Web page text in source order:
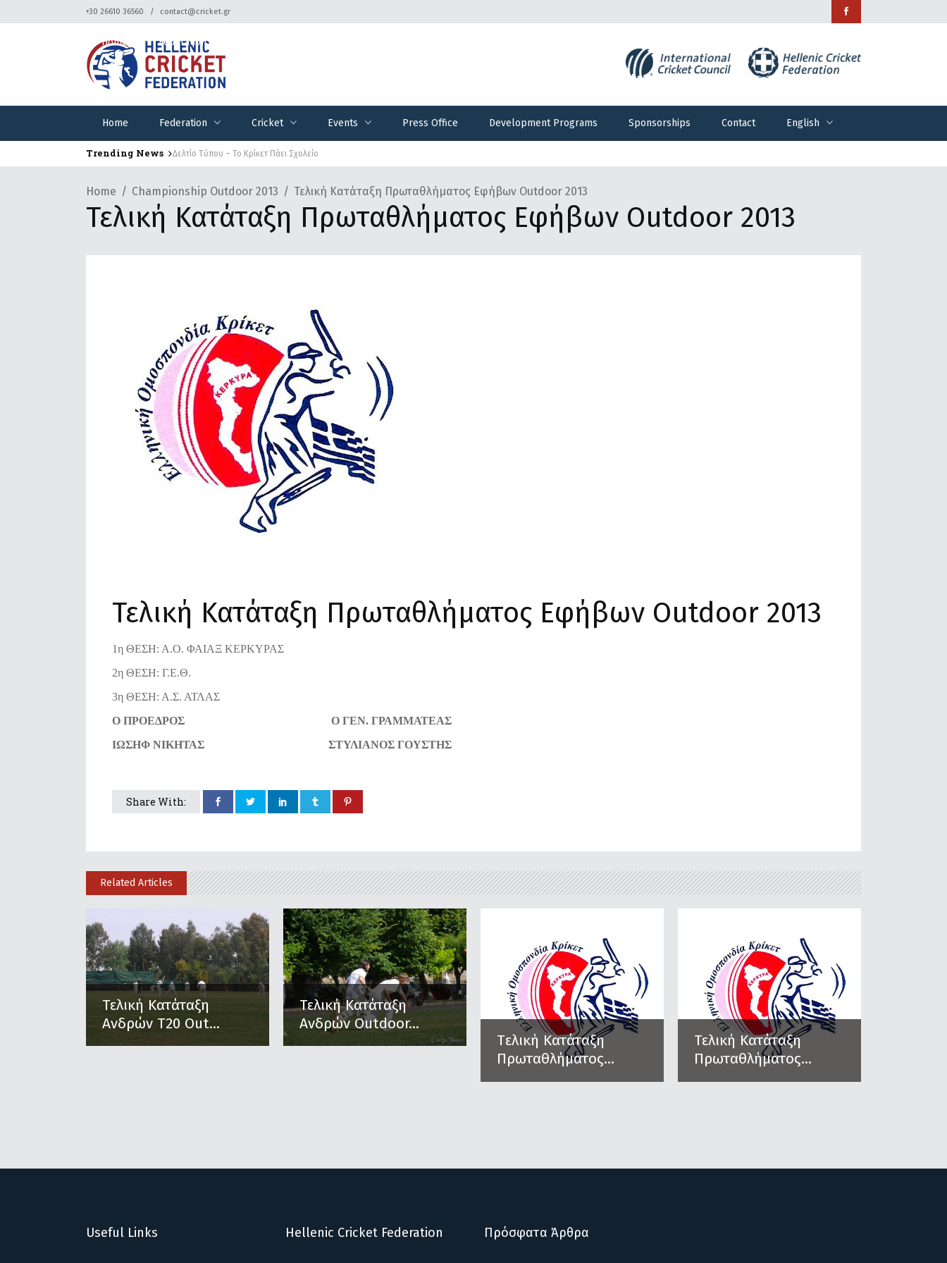
+30 26610 36560 contact@cricket.gr
Home Federation Cricket Events Press Office Development Programs Sponsorships Contact English
Home Federation
Trending News Δελτίο Τύπου – Το Κρίκετ Πάει Σχολείο
Home Championship Outdoor 2013 Τελική Κατάταξη Πρωταθλήματος Εφήβων Outdoor 2013
Τελική Κατάταξη Πρωταθλήματος Εφήβων Outdoor 2013
Τελική Κατάταξη Πρωταθλήματος Εφήβων Outdoor 2013
1η ΘΕΣΗ: Α.Ο. ΦΑΙΑΞ ΚΕΡΚΥΡΑΣ
2η ΘΕΣΗ: Γ.Ε.Θ.
3η ΘΕΣΗ: Α.Σ. ΑΤΛΑΣ
Ο ΠΡΟΕΔΡΟΣ Ο ΓΕΝ. ΓΡΑΜΜΑΤΕΑΣ
ΙΩΣΗΦ ΝΙΚΗΤΑΣ ΣΤΥΛΙΑΝΟΣ ΓΟΥΣΤΗΣ
Share With:
Related Articles
Τελική Κατάταξη
Ανδρών Τ20 Out...
Τελική Κατάταξη
Ανδρών Outdoor...
Tελική Κατάταξη
Πρωταθλήματος...
Τελική Κατάταξη
Πρωταθλήματος...
Useful Links Hellenic Cricket Federation Πρόσφατα Άρθρα